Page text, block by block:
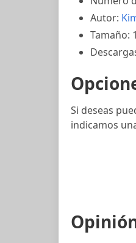
Autor:
Tamaño:
Si deseas
indicamos